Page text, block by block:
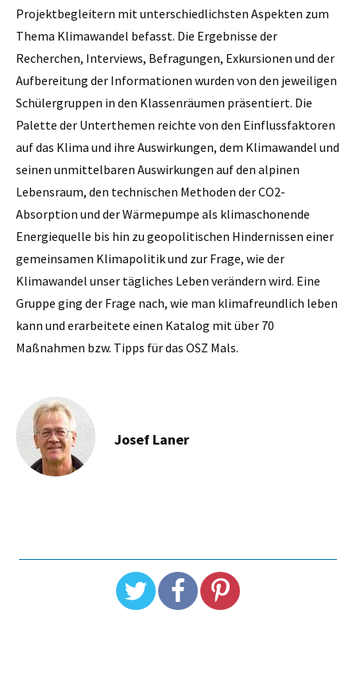
Projektbegleitern mit unterschiedlichsten Aspekten zum
Thema Klimawandel befasst. Die Ergebnisse der
Recherchen, Interviews, Befragungen, Exkursionen und der
Aufbereitung der Informationen wurden von den jeweiligen
Schülergruppen in den Klassenräumen präsentiert. Die
Palette der Unterthemen reichte von den Einflussfaktoren
auf das Klima und ihre Auswirkungen, dem Klimawandel und
seinen unmittelbaren Auswirkungen auf den alpinen
Lebensraum, den technischen Methoden der CO2-
Absorption und der Wärmepumpe als klimaschonende
Energiequelle bis hin zu geopolitischen Hindernissen einer
gemeinsamen Klimapolitik und zur Frage, wie der
Klimawandel unser tägliches Leben verändern wird. Eine
Gruppe ging der Frage nach, wie man klimafreundlich leben
kann und erarbeitete einen Katalog mit über 70
Maßnahmen bzw. Tipps für das OSZ Mals.
Josef Laner